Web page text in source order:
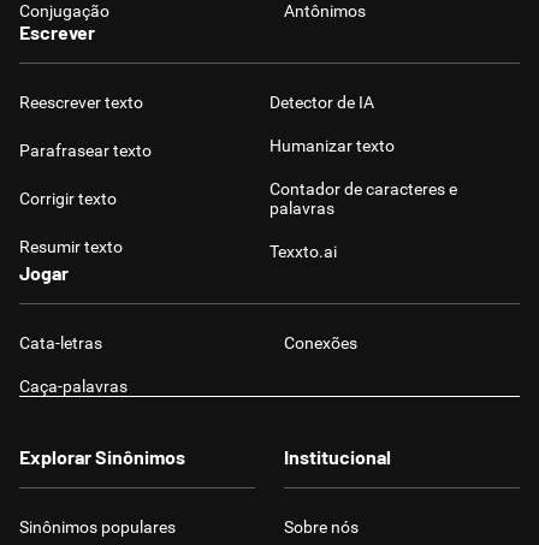
Conjugação Antônimos
Escrever
Reescrever texto
Parafrasear texto
Corrigir texto
Resumir texto
Detector de IA
Humanizar texto
Contador de caracteres e
palavras
Texxto.ai
Jogar
Cata-letras Conexões
Caça-palavras
Explorar Sinônimos
Sinônimos populares
Institucional
Sobre nós